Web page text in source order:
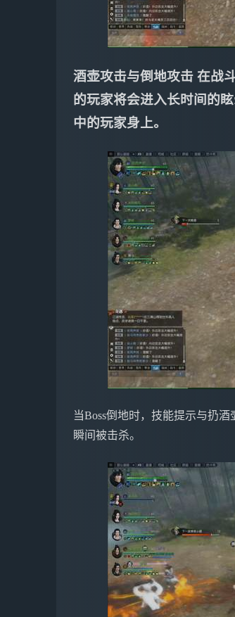
酒壶攻击与倒地攻击 在战
的玩家将会进入长时间的
中的玩家身上。
当Boss倒地时，技能提示与扔
瞬间被击杀。